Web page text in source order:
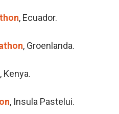
, Ecuador.
, Groenlanda.
, Kenya.
, Insula Pastelui.